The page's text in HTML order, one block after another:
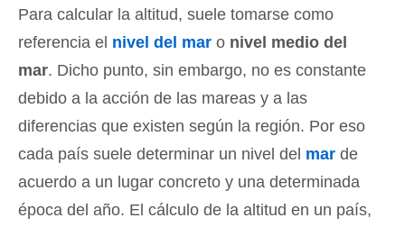
Para calcular la altitud, suele tomarse como
referencia el nivel del mar o nivel medio del
mar. Dicho punto, sin embargo, no es constante
debido a la acción de las mareas y a las
diferencias que existen según la región. Por eso
cada país suele determinar un nivel del mar de
acuerdo a un lugar concreto y una determinada
época del año. El cálculo de la altitud en un país,